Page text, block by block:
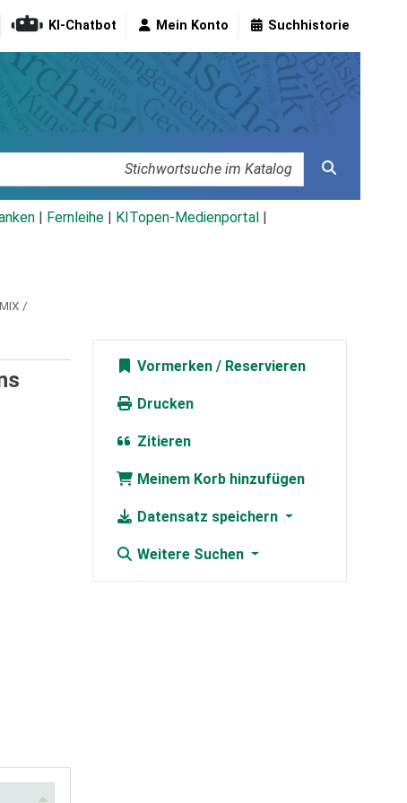
KI-Chatbot Mein Konto Suchhistorie
Fernleihe KITopen-Medienportal
/
Vormerken
Drucken
Zitieren
Meinem Korb hinzufügen
Datensatz speichern
Weitere Suchen